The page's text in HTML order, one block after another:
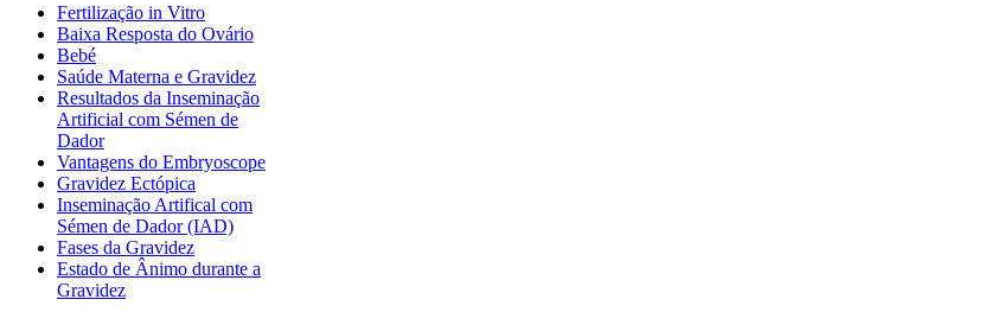
Fertilização in Vitro
Baixa Resposta do Ovário
Bebé
Saúde Materna e Gravidez
Resultados da Inseminação
Artificial com Sémen de
Dador
Vantagens do Embryoscope
Gravidez Ectópica
Inseminação Artifical com
Sémen de Dador (IAD)
Fases da Gravidez
Estado de Ânimo durante a
Gravidez